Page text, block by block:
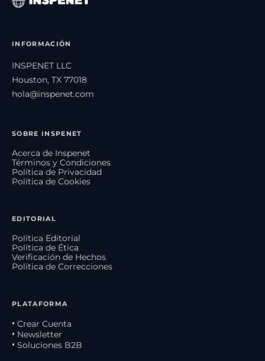
INFORMACIÓN
INSPENET LLC
Houston, TX 77018
hola@inspenet.com
SOBRE INSPENET
Acerca de Inspenet
Términos y Condiciones
Política de Privacidad
Política de Cookies
EDITORIAL
Política Editorial
Política de Ética
Verificación de Hechos
Política de Correcciones
PLATAFORMA
• Crear Cuenta
• Newsletter
• Soluciones B2B